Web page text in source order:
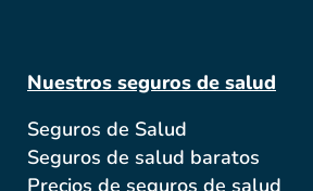
Nuestros seguros de salud
Seguros de Salud
Seguros de salud baratos
Precios de seguros de salud